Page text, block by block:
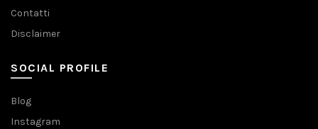
Contatti
Disclaimer
SOCIAL PROFILE
Blog
Instagram